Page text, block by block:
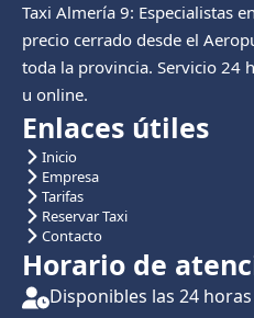
Taxi Almería 9: Especialistas
precio cerrado desde el
toda la provincia. Servicio 24
u online.
Enlaces útiles
Inicio
Empresa
Tarifas
Reservar Taxi
Contacto
Horario de
Disponibles las 24 horas